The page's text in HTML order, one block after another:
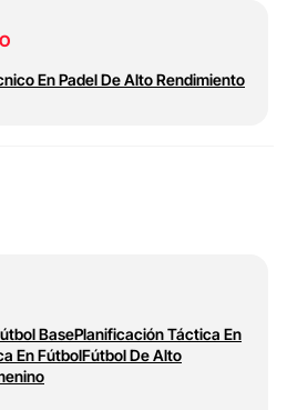
En Padel De Alto Rendimiento
BasePlanificación Táctica En
En FútbolFútbol De Alto